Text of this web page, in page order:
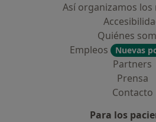
Así organizamos
Quiénes
Empleos
Nuevas
Partners
Prensa
Contacto
Para los